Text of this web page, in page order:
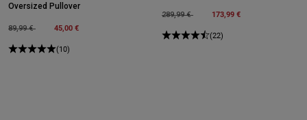
Oversized Pullover
Price reduced from
89,99 €to 45,00 €
(10)
Price reduced from
289,99 €to 173,99 €
(22)